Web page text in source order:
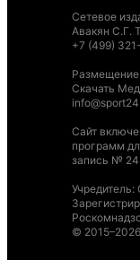
Сетевое
Авакян С.Г.
+7 (499)
Скачать
Сайт
программ
запись №
©